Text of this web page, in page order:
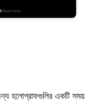
হলোগ্রাফগুলির একটি সময়